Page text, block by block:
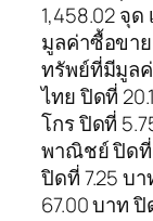
1,458.02 จุ
มูลค่าซื้อขา
ทรัพย์ที่มีมูล
ไทย ปิดที่
โกร ปิดที่
พาณิชย์ ปิดที่
ปิดที่ 7.25 บ
67.00 บาท